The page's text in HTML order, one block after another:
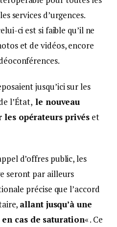
services d’urgences.
ci est si faible qu’il ne
et de vidéos, encore
jusqu’ici sur les
l’État, le nouveau
les opérateurs privés et
d’offres public, les
seront par ailleurs
précise que l’accord
allant jusqu’à une
cas de saturation« . Ce